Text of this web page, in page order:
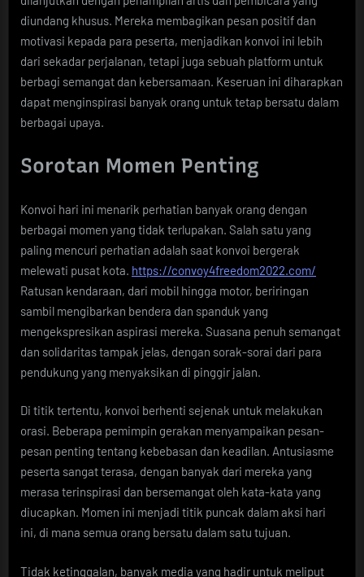
diundang khusus. Mereka membagikan pesan positif dan
motivasi kepada para peserta, menjadikan konvoi ini lebih
dari sekadar perjalanan, tetapi juga sebuah platform untuk
berbagi semangat dan kebersamaan. Keseruan ini diharapkan
dapat menginspirasi banyak orang untuk tetap bersatu dalam
berbagai upaya.
Sorotan Momen Penting
Konvoi hari ini menarik perhatian banyak orang dengan
berbagai momen yang tidak terlupakan. Salah satu yang
paling mencuri perhatian adalah saat konvoi bergerak
melewati pusat kota. https://convoy4freedom2022.com/
Ratusan kendaraan, dari mobil hingga motor, beriringan
sambil mengibarkan bendera dan spanduk yang
mengekspresikan aspirasi mereka. Suasana penuh semangat
dan solidaritas tampak jelas, dengan sorak-sorai dari para
pendukung yang menyaksikan di pinggir jalan.
Di titik tertentu, konvoi berhenti sejenak untuk melakukan
orasi. Beberapa pemimpin gerakan menyampaikan pesan-
pesan penting tentang kebebasan dan keadilan. Antusiasme
peserta sangat terasa, dengan banyak dari mereka yang
merasa terinspirasi dan bersemangat oleh kata-kata yang
diucapkan. Momen ini menjadi titik puncak dalam aksi hari
ini, di mana semua orang bersatu dalam satu tujuan.
Tidak ketinggalan, banyak media yang hadir untuk meliput